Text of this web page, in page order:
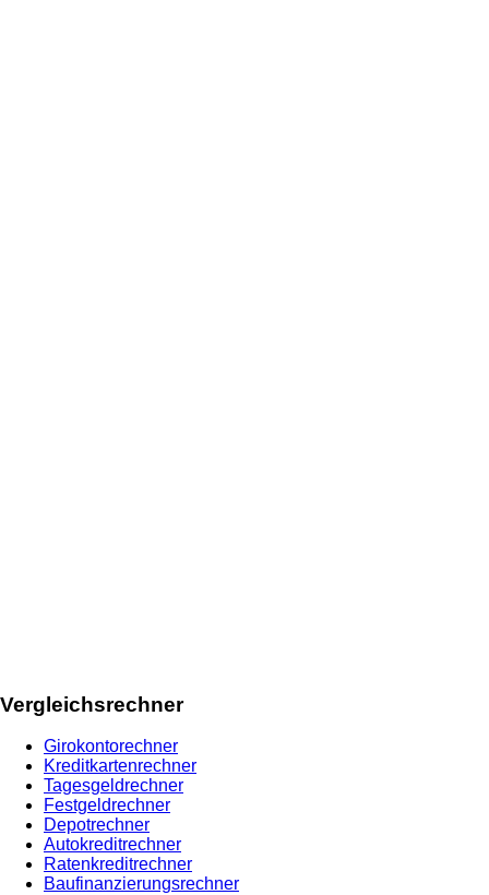
Vergleichsrechner
Girokontorechner
Kreditkartenrechner
Tagesgeldrechner
Festgeldrechner
Depotrechner
Autokreditrechner
Ratenkreditrechner
Baufinanzierungsrechner